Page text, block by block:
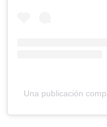
Una publicación